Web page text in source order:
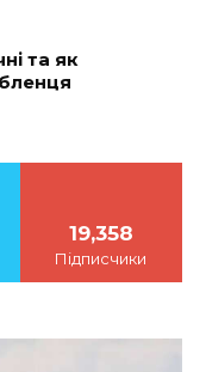
та як
19,358
Підписчики